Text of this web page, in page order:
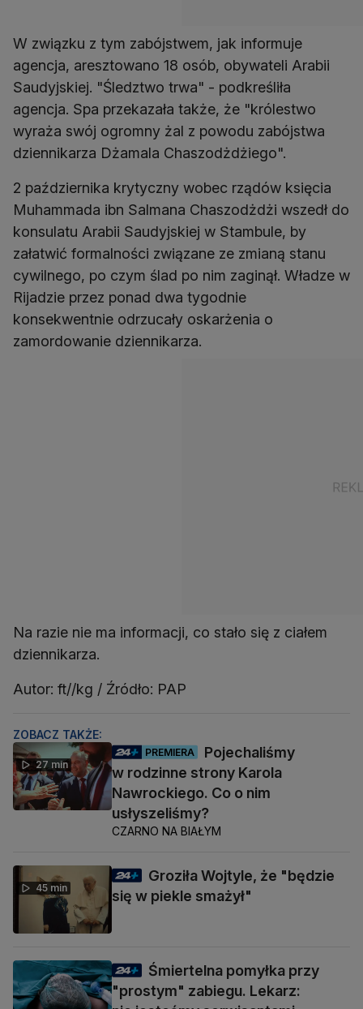
W związku z tym zabójstwem, jak informuje
agencja, aresztowano 18 osób, obywateli Arabii
Saudyjskiej. "Śledztwo trwa" - podkreśliła
agencja. Spa przekazała także, że "królestwo
wyraża swój ogromny żal z powodu zabójstwa
dziennikarza Dżamala Chaszodżdżiego".
2 października krytyczny wobec rządów księcia
Muhammada ibn Salmana Chaszodżdżi wszedł do
konsulatu Arabii Saudyjskiej w Stambule, by
załatwić formalności związane ze zmianą stanu
cywilnego, po czym ślad po nim zaginął. Władze w
Rijadzie przez ponad dwa tygodnie
konsekwentnie odrzucały oskarżenia o
zamordowanie dziennikarza.
Na razie nie ma informacji, co stało się z ciałem
dziennikarza.
Autor: ft//kg / Źródło: PAP
ZOBACZ TAKŻE:
27 min
PREMIERA
Pojechaliśmy
w rodzinne strony Karola
Nawrockiego. Co o nim
usłyszeliśmy?
CZARNO NA BIAŁYM
45 min
Groziła Wojtyle, że "będzie
się w piekle smażył"
Śmiertelna pomyłka przy
"prostym" zabiegu. Lekarz: